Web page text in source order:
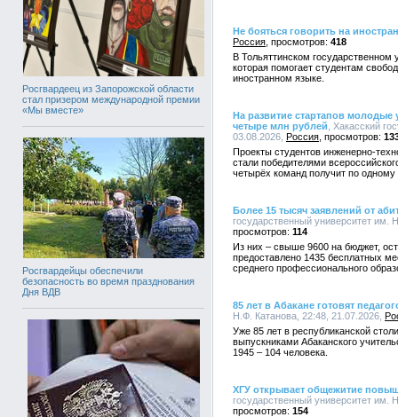
Росгвардеец из Запорожской области
стал призером международной премии
«Мы вместе»
Росгвардейцы обеспечили
безопасность во время празднования
Дня ВДВ
Не бояться говорить на
Россия
418
В Тольяттинском государственном
которая помогает студентам
иностранном языке.
На развитие стартапов
четыре млн рублей , Хакасский
03.08.2026, Россия
Проекты студентов инженерно-
стали победителями
четырёх команд получит по
Более 15 тысяч заявлений от
государственный университет им.
114
Из них – свыше 9600 на бюджет,
предоставлено 1435 бесплатных
среднего профессионального
85 лет в Абакане готовят
Н.Ф. Катанова, 22:48, 21.07.2026,
Уже 85 лет в республиканской
выпускниками Абаканского
1945 – 104 человека.
ХГУ открывает общежитие
государственный университет им.
154